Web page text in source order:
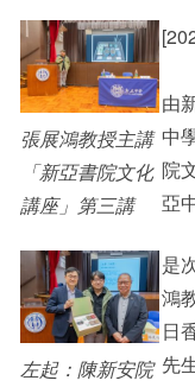
新亞影集
影片庫
Staff Engagement
Alumni
張展鴻教授主講
「新亞書院文化
講座」第三講
左起：陳新安院
由
中
院
亞
是
鴻
日
先